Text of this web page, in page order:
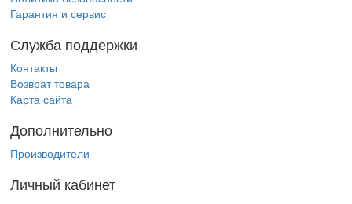
Гарантия и сервис
Служба поддержки
Контакты
Возврат товара
Карта сайта
Дополнительно
Производители
Личный кабинет